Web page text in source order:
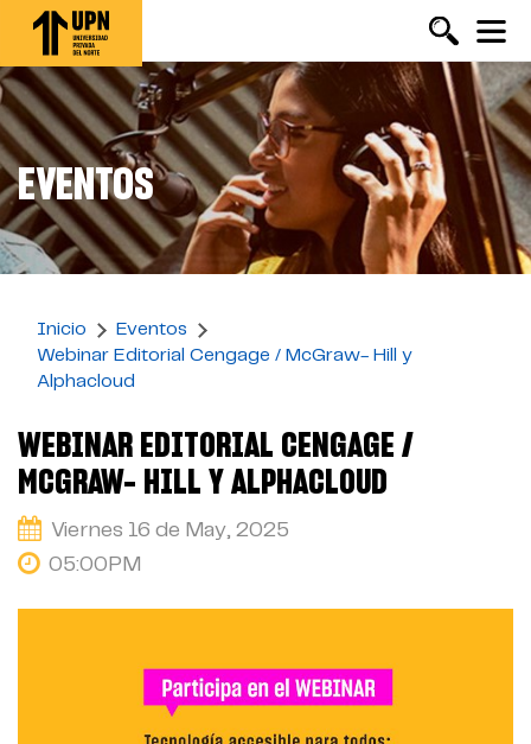
Pasar
contenido
principal
EVENTOS
Inicio
Eventos
Webinar Editorial Cengage / McGraw- Hill y
Alphacloud
WEBINAR EDITORIAL CENGAGE /
MCGRAW- HILL Y ALPHACLOUD
Viernes 16 de May, 2025
05:00PM